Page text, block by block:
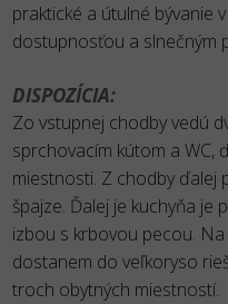
praktické a útulné bývanie
dostupnosťou a slnečným
DISPOZÍCIA:
Zo vstupnej chodby vedú
sprchovacím kútom a WC,
miestnosti. Z chodby ďalej
špajze. Ďalej je kuchyňa je
izbou s krbovou pecou.
dostanem do veľkoryso
troch obytných miestností.